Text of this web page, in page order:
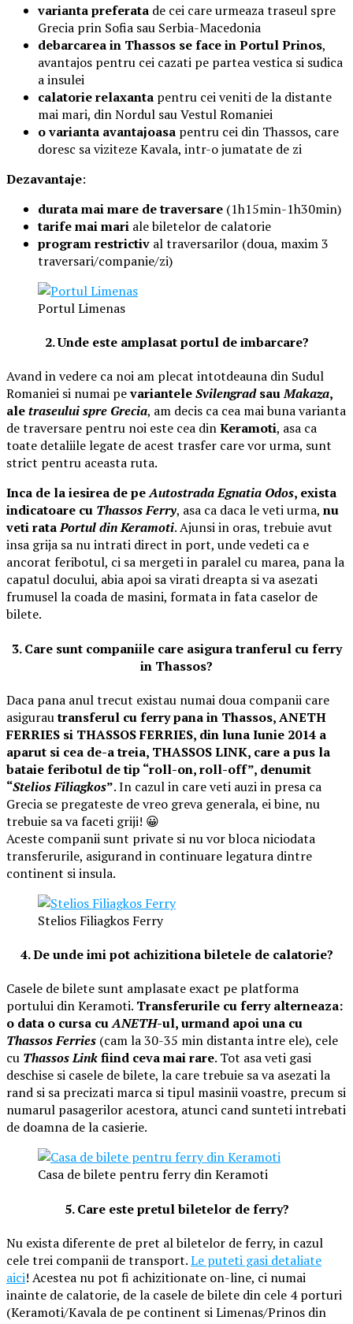
varianta preferata de cei care urmeaza traseul spre
Grecia prin Sofia sau Serbia-Macedonia
debarcarea in Thassos se face in Portul Prinos,
avantajos pentru cei cazati pe partea vestica si sudica
a insulei
calatorie relaxanta pentru cei veniti de la distante
mai mari, din Nordul sau Vestul Romaniei
o varianta avantajoasa pentru cei din Thassos, care
doresc sa viziteze Kavala, intr-o jumatate de zi
Dezavantaje:
durata mai mare de traversare (1h15min-1h30min)
tarife mai mari ale biletelor de calatorie
program restrictiv al traversarilor (doua, maxim 3
traversari/companie/zi)
Portul Limenas
2. Unde este amplasat portul de imbarcare?
Avand in vedere ca noi am plecat intotdeauna din Sudul
Romaniei si numai pevarianteleSvilengradsauMakaza,
aletraseului spre Grecia, am decis ca cea mai buna varianta
de traversare pentru noi este cea dinKeramoti, asa ca
toate detaliile legate de acest trasfer care vor urma, sunt
strict pentru aceasta ruta.
Inca de la iesirea de peAutostrada Egnatia Odos, exista
indicatoare cu Thassos Ferry, asa ca daca le veti urma, nu
veti rataPortul din Keramoti. Ajunsi in oras, trebuie avut
insa grija sa nu intrati direct in port, unde vedeti ca e
ancorat feribotul, ci sa mergeti in paralel cu marea, pana la
capatul docului, abia apoi sa virati dreapta si va asezati
frumusel la coada de masini, formata in fata caselor de
bilete.
3. Care sunt companiile care asigura tranferul cu ferry
in Thassos?
Daca pana anul trecut existau numai doua companii care
asigurautransferul cu ferry pana in Thassos, ANETH
FERRIES si THASSOS FERRIES, din luna Iunie 2014 a
aparut si cea de-a treia, THASSOS LINK, care a pus la
bataie feribotul de tip “roll-on, roll-off”, denumit
“Stelios Filiagkos”. In cazul in care veti auzi in presa ca
Grecia se pregateste de vreo greva generala, ei bine, nu
trebuie sa va faceti griji! 😀
Aceste companii sunt private si nu vor bloca niciodata
transferurile, asigurand in continuare legatura dintre
continent si insula.
Stelios Filiagkos Ferry
4. De unde imi pot achizitiona biletele de calatorie?
Casele de bilete sunt amplasate exact pe platforma
portului din Keramoti. Transferurile cu ferry alterneaza:
o data o cursa cuANETH-ul, urmand apoi una cu
Thassos Ferries (cam la 30-35 min distanta intre ele), cele
cu Thassos Linkfiind ceva mai rare. Tot asa veti gasi
deschise si casele de bilete, la care trebuie sa va asezati la
rand si sa precizati marca si tipul masinii voastre, precum si
numarul pasagerilor acestora, atunci cand sunteti intrebati
de doamna de la casierie.
Casa de bilete pentru ferry din Keramoti
5. Care este pretul biletelor de ferry?
Nu exista diferente de pret al biletelor de ferry, in cazul
cele trei companii de transport.Le puteti gasi detaliate
aici! Acestea nu pot fi achizitionate on-line, ci numai
inainte de calatorie, de la casele de bilete din cele 4 porturi
(Keramoti/Kavala de pe continent si Limenas/Prinos din